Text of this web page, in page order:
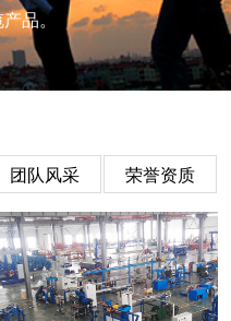
品。
团队风采 荣誉资质